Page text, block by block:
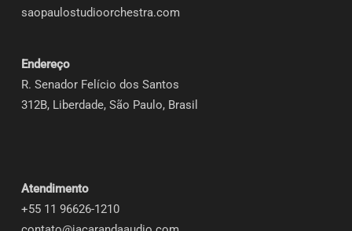
saopaulostudioorchestra.com
Endereço
R. Senador Felício dos Santos
312B, Liberdade, São Paulo, Brasil
Atendimento
+55 11 96626-1210